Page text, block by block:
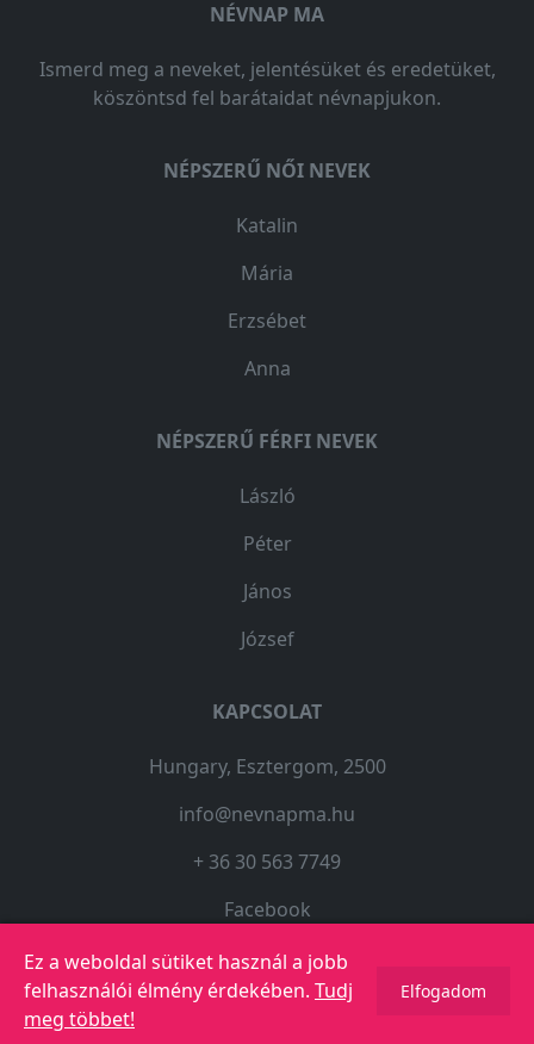
Ez a weboldal sütiket használ a jobb
felhasználói élmény érdekében. Tudj
meg többet!
Elfogadom
NÉVNAP MA
Ismerd meg a neveket, jelentésüket és eredetüket,
köszöntsd fel barátaidat névnapjukon.
NÉPSZERŰ NŐI NEVEK
Katalin
Mária
Erzsébet
Anna
NÉPSZERŰ FÉRFI NEVEK
László
Péter
János
József
KAPCSOLAT
Hungary, Esztergom, 2500
info@nevnapma.hu
+ 36 30 563 7749
Facebook
© 2023 Copyright -